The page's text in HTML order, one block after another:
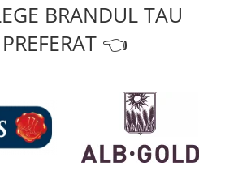
BRANDUL TAU
PREFERAT 👈